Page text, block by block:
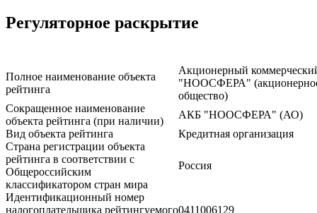
Регуляторное раскрытие
Полное наименование объекта
рейтинга
Акционерный
"НООСФЕРА"
общество)
Сокращенное наименование
объекта рейтинга (при наличии)
АКБ "НООСФЕРА" (АО)
Вид объекта рейтинга
Кредитная организация
Страна регистрации объекта
рейтинга в соответствии с
Общероссийским
классификатором стран мира
Россия
Идентификационный номер
налогоплательщика рейтингуемого0411006129